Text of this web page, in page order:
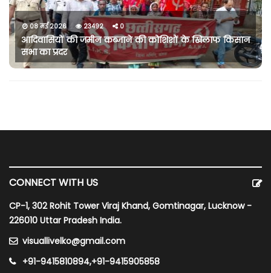
08 मई 2026 23492 0
आदिवासियों की जमीन कब्जाने की कोशिशों के खिलाफ किसान
सभा का प्रदर
CONNECT WITH US
CP-1, 302 Rohit Tower Viraj Khand, Gomtinagar, Lucknow -
226010 Uttar Pradesh India.
visuallivelko@gmail.com
+91-9415810894,+91-9415905858